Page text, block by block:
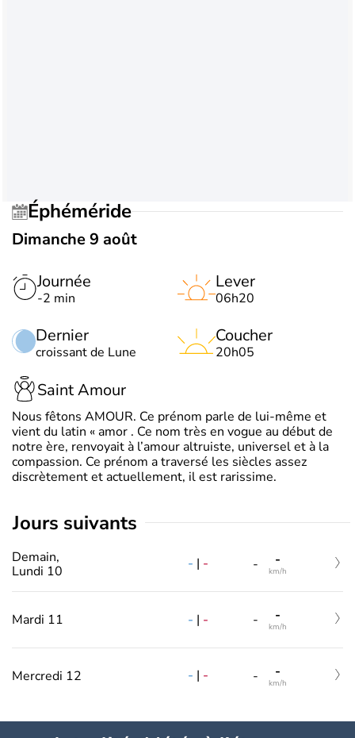
Éphéméride
Dimanche 9 août
Journée
-2 min
Dernier
croissant de Lune
Lever
06h20
Coucher
20h05
Saint Amour
Nous fêtons AMOUR. Ce prénom parle de lui-même et
vient du latin « amor . Ce nom très en vogue au début de
notre ère, renvoyait à l’amour altruiste, universel et à la
compassion. Ce prénom a traversé les siècles assez
discrètement et actuellement, il est rarissime.
jours suivants
Demain,
Lundi 10
- | - - -
km/h
Mardi 11 - | - - -
km/h
Mercredi 12 - | - - -
km/h